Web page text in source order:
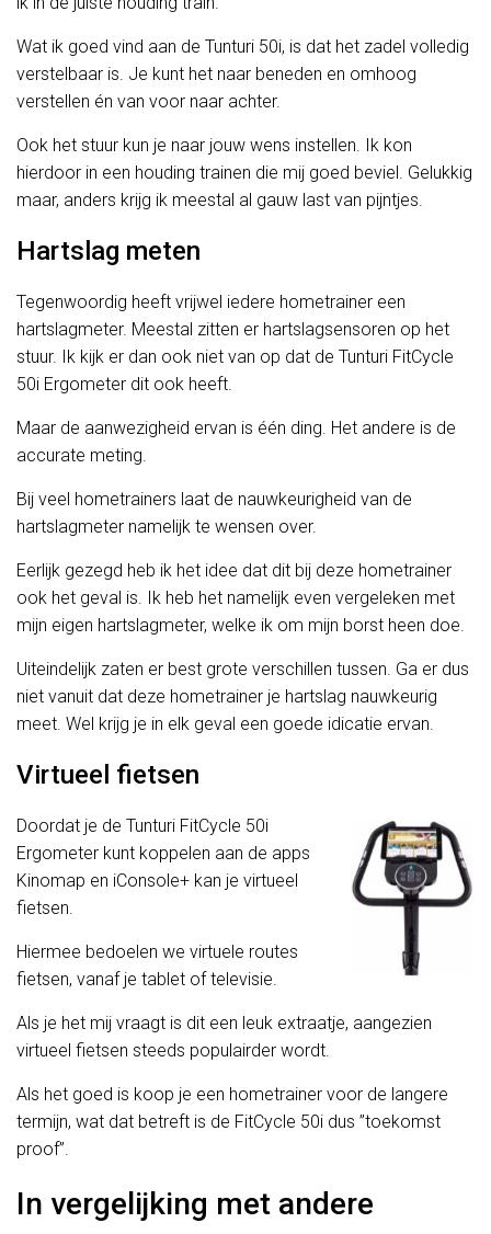
Wat ik goed vind aan de Tunturi 50i, is dat het zadel volledig
verstelbaar is. Je kunt het naar beneden en omhoog
verstellen én van voor naar achter.
Ook het stuur kun je naar jouw wens instellen. Ik kon
hierdoor in een houding trainen die mij goed beviel. Gelukkig
maar, anders krijg ik meestal al gauw last van pijntjes.
Hartslag meten
Tegenwoordig heeft vrijwel iedere hometrainer een
hartslagmeter. Meestal zitten er hartslagsensoren op het
stuur. Ik kijk er dan ook niet van op dat de Tunturi FitCycle
50i Ergometer dit ook heeft.
Maar de aanwezigheid ervan is één ding. Het andere is de
accurate meting.
Bij veel hometrainers laat de nauwkeurigheid van de
hartslagmeter namelijk te wensen over.
Eerlijk gezegd heb ik het idee dat dit bij deze hometrainer
ook het geval is. Ik heb het namelijk even vergeleken met
mijn eigen hartslagmeter, welke ik om mijn borst heen doe.
Uiteindelijk zaten er best grote verschillen tussen. Ga er dus
niet vanuit dat deze hometrainer je hartslag nauwkeurig
meet. Wel krijg je in elk geval een goede idicatie ervan.
Virtueel fietsen
Doordat je de Tunturi FitCycle 50i
Ergometer kunt koppelen aan de apps
Kinomap en iConsole+ kan je virtueel
fietsen.
Hiermee bedoelen we virtuele routes
fietsen, vanaf je tablet of televisie.
Als je het mij vraagt is dit een leuk extraatje, aangezien
virtueel fietsen steeds populairder wordt.
Als het goed is koop je een hometrainer voor de langere
termijn, wat dat betreft is de FitCycle 50i dus ”toekomst
proof”.
In vergelijking met andere